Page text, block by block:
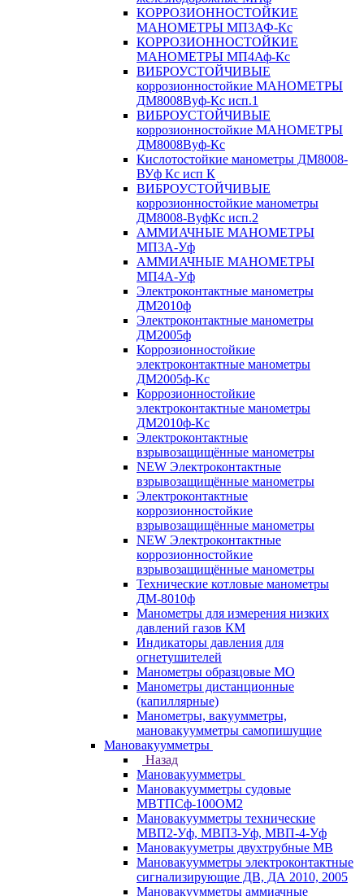
КОРРОЗИОННОСТОЙКИЕ
МАНОМЕТРЫ МП3АФ-Кс
КОРРОЗИОННОСТОЙКИЕ
МАНОМЕТРЫ МП4Аф-Кс
ВИБРОУСТОЙЧИВЫЕ
коррозионностойкие МАНОМЕТРЫ
ДМ8008Вуф-Кс исп.1
ВИБРОУСТОЙЧИВЫЕ
коррозионностойкие МАНОМЕТРЫ
ДМ8008Вуф-Кс
Кислотостойкие манометры ДМ8008-
ВУф Кс исп К
ВИБРОУСТОЙЧИВЫЕ
коррозионностойкие манометры
ДМ8008-ВуфКс исп.2
АММИАЧНЫЕ МАНОМЕТРЫ
МП3А-Уф
АММИАЧНЫЕ МАНОМЕТРЫ
МП4А-Уф
Электроконтактные манометры
ДМ2010ф
Электроконтактные манометры
ДМ2005ф
Коррозионностойкие
электроконтактные манометры
ДМ2005ф-Кс
Коррозионностойкие
электроконтактные манометры
ДМ2010ф-Кс
Электроконтактные
взрывозащищённые манометры
NEW Электроконтактные
взрывозащищённые манометры
Электроконтактные
коррозионностойкие
взрывозащищённые манометры
NEW Электроконтактные
коррозионностойкие
взрывозащищённые манометры
Технические котловые манометры
ДМ-8010ф
Манометры для измерения низких
давлений газов КМ
Индикаторы давления для
огнетушителей
Манометры образцовые МО
Манометры дистанционные
(капиллярные)
Манометры, вакуумметры,
мановакуумметры самопишущие
Мановакуумметры
Назад
Мановакуумметры
Мановакуумметры судовые
МВТПСф-100ОМ2
Мановакуумметры технические
МВП2-Уф, МВП3-Уф, МВП-4-Уф
Мановакууметры двухтрубные МВ
Мановакуумметры электроконтактные
сигнализирующие ДВ, ДА 2010, 2005
Мановакуумметры аммиачные